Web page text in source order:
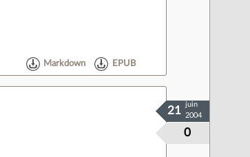
Markdown EPUB
0
21
juin
2004